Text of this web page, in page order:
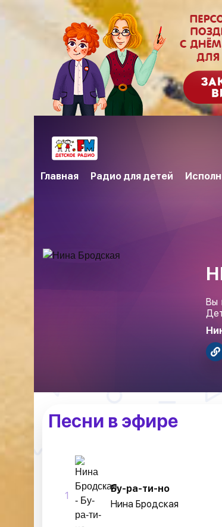
Главная Радио для детей
Вы
Песни в эфире
1
Бу-ра-ти-но
Нина Бродская